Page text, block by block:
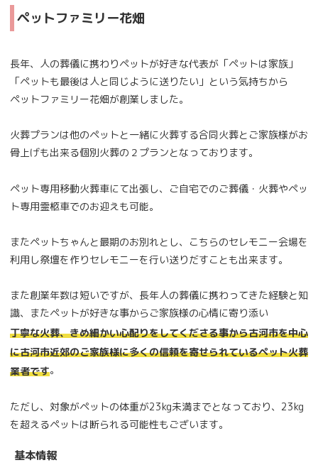
ペットファミリー花畑
長年、人の葬儀に携わりペットが好きな代表が「ペットは家族」
「ペットも最後は人と同じように送りたい」という気持ちから
ペットファミリー花畑が創業しました。
火葬プランは他のペットと一緒に火葬する合同火葬とご家族様がお
骨上げも出来る個別火葬の２プランとなっております。
ペット専用移動火葬車にて出張し、ご自宅でのご葬儀・火葬やペッ
ト専用霊柩車でのお迎えも可能。
またペットちゃんと最期のお別れとし、こちらのセレモニー会場を
利用し祭壇を作りセレモニーを行い送りだすことも出来ます。
また創業年数は短いですが、長年人の葬儀に携わってきた経験と知
識、またペットが好きな事からご家族様の心情に寄り添い
丁寧な火葬、きめ細かい心配りをしてくださる事から古河市を中心
に古河市近郊のご家族様に多くの信頼を寄せられているペット火葬
業者です。
ただし、対象がペットの体重が23kg未満までとなっており、23kg
を超えるペットは断られる可能性もございます。
基本情報